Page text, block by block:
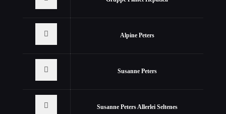
Alpine Peters
Susanne Peters
Susanne Peters Allerlei Seltenes